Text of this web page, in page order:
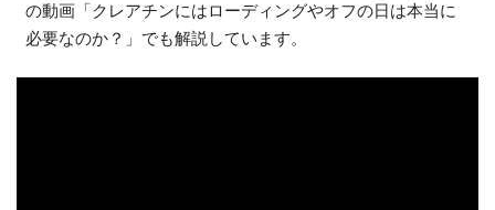
の動画「クレアチンにはローディングやオフの日は本当に
必要なのか？」でも解説しています。